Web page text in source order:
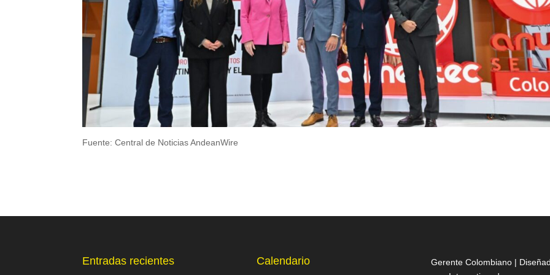
Fuente: Central de Noticias AndeanWire
Entradas recientes Calendario
Gerente Colombiano |